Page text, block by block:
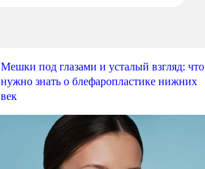
Мешки под глазами и усталый взгляд: что
нужно знать о блефаропластике нижних
век